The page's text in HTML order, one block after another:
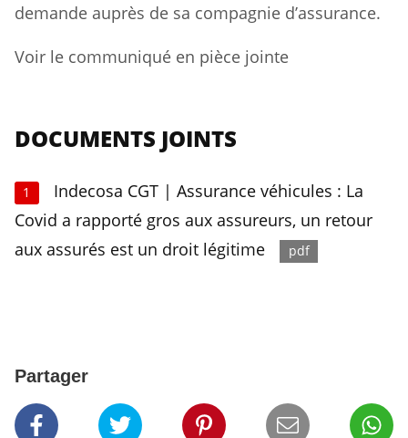
demande auprès de sa compagnie d’assurance.
Voir le communiqué en pièce jointe
DOCUMENTS JOINTS
1
Indecosa CGT | Assurance véhicules : La
Covid a rapporté gros aux assureurs, un retour
aux assurés est un droit légitime
pdf
Partager